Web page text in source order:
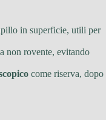
in superficie, utili per
non rovente, evitando
come riserva, dopo